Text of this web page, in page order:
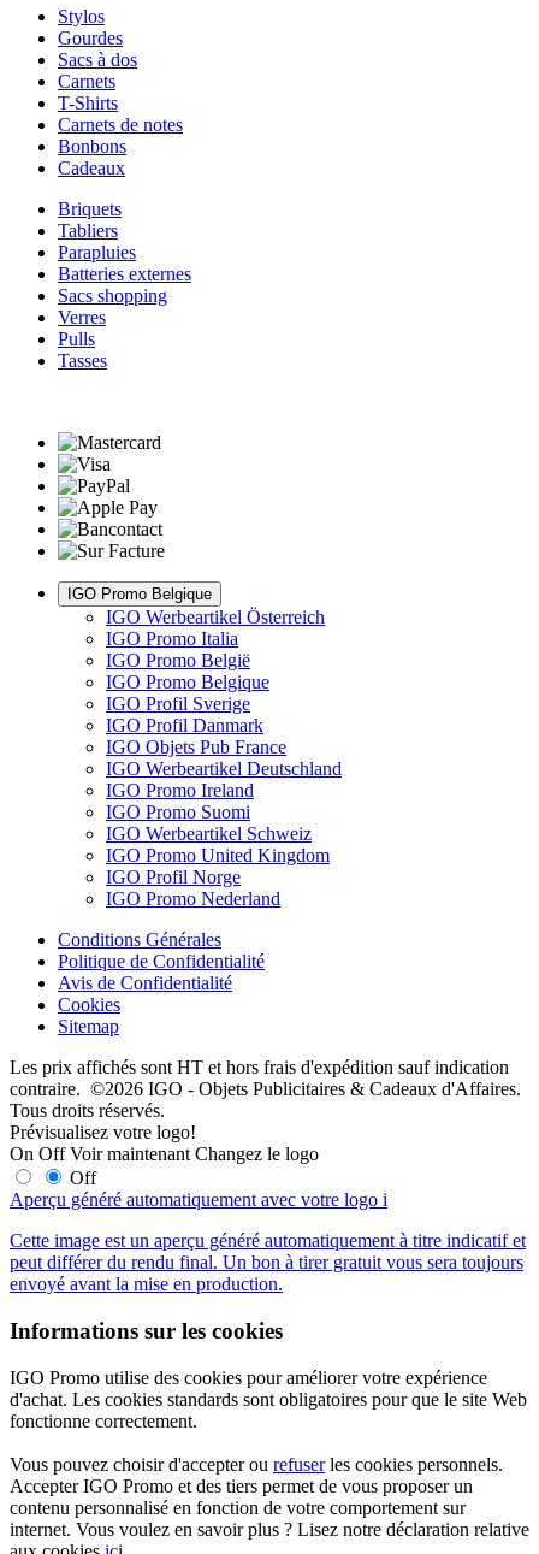
Stylos
Gourdes
Sacs à dos
Carnets
T-Shirts
Carnets de notes
Bonbons
Cadeaux
Briquets
Tabliers
Parapluies
Batteries externes
Sacs shopping
Verres
Pulls
Tasses
IGO Promo Belgique
IGO Werbeartikel Österreich
IGO Promo Italia
IGO Promo België
IGO Promo Belgique
IGO Profil Sverige
IGO Profil Danmark
IGO Objets Pub France
IGO Werbeartikel Deutschland
IGO Promo Ireland
IGO Promo Suomi
IGO Werbeartikel Schweiz
IGO Promo United Kingdom
IGO Profil Norge
IGO Promo Nederland
Conditions Générales
Politique de Confidentialité
Avis de Confidentialité
Cookies
Sitemap
Les prix affichés sont HT et hors frais d'expédition sauf indication
contraire. ©2026 IGO - Objets Publicitaires & Cadeaux d'Affaires.
Tous droits réservés.
Prévisualisez votre logo!
On Off Voir maintenant Changez le logo
Off
Aperçu généré automatiquement avec votre logo i
Cette image est un aperçu généré automatiquement à titre indicatif et
peut différer du rendu final. Un bon à tirer gratuit vous sera toujours
envoyé avant la mise en production.
Informations sur les cookies
IGO Promo utilise des cookies pour améliorer votre expérience
d'achat. Les cookies standards sont obligatoires pour que le site Web
fonctionne correctement.
Vous pouvez choisir d'accepter ou refuserles cookies personnels.
Accepter IGO Promo et des tiers permet de vous proposer un
contenu personnalisé en fonction de votre comportement sur
internet. Vous voulez en savoir plus ? Lisez notre déclaration relative